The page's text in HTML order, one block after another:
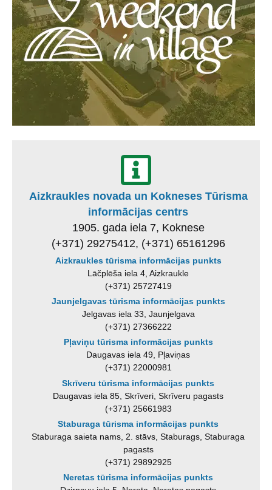
Aizkraukles novada un Kokneses Tūrisma
informācijas centrs
1905. gada iela 7, Koknese
(+371) 29275412, (+371) 65161296
Aizkraukles tūrisma informācijas punkts
Lāčplēša iela 4, Aizkraukle
(+371) 25727419
Jaunjelgavas tūrisma informācijas punkts
Jelgavas iela 33, Jaunjelgava
(+371) 27366222
Pļaviņu tūrisma informācijas punkts
Daugavas iela 49, Pļaviņas
(+371) 22000981
Skrīveru tūrisma informācijas punkts
Daugavas iela 85, Skrīveri, Skrīveru pagasts
(+371) 25661983
Staburaga tūrisma informācijas punkts
Staburaga saieta nams, 2. stāvs, Staburags, Staburaga
pagasts
(+371) 29892925
Neretas tūrisma informācijas punkts